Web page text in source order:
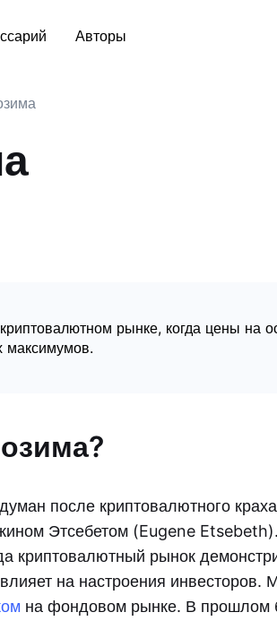
Авторы
рынке, когда цены на
максимумов.
после криптовалютного
Этсебетом (Eugene
криптовалютный рынок
на настроения инвесторов.
на фондовом рынке. В прошлом